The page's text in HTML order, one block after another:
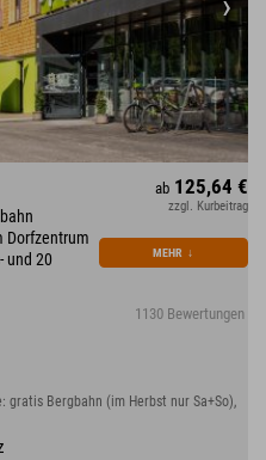
Dorfzentrum
und 20
1130 Bewertungen
ab 125,64 €
zzgl. Kurbeitrag
MEHR ↓
gratis Bergbahn (im Herbst nur Sa+So),